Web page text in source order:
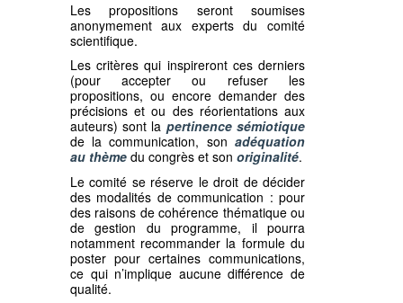
Les propositions seront soumises
anonymement aux experts du comité
scientifique.
Le comité se réserve le droit de décider
des modalités de communication : pour
des raisons de cohérence thématique ou
de gestion du programme, il pourra
notamment recommander la formule du
poster pour certaines communications,
ce qui n’implique aucune différence de
qualité.
Les critères qui inspireront ces derniers
(pour accepter ou refuser les
propositions, ou encore demander des
précisions et ou des réorientations aux
auteurs) sont la pertinence sémiotique
de la communication, son adéquation
au thème du congrès et son originalité.